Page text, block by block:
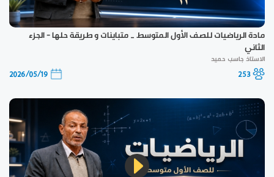
مادة الرياضيات للصف الأول المتوسط _ متباينات و طريقة حلها - الجزء
الثاني
الاستاذ جاسب حميد
253
2026/05/19